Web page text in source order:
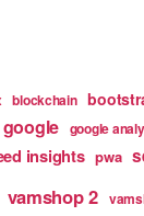
blockchain
google google
insights pwa
vamshop 2